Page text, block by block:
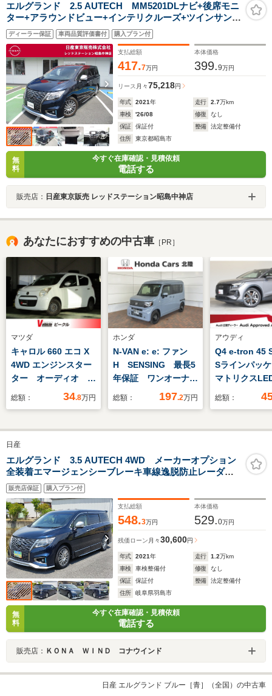
エルグランド 2.5 AUTECH MM5201DLナビ+後席モニ
ター+アラウンドビュー+インテリクルーズ+ツインサンル
ーフ
ディーラー保証 車両品質評価書付 購入プラン付
支払総額
417.7万円
本体価格
399.9万円
リース 月々75,218円
年式 2021年 走行 2.7万km
車検
'26/08 修復
なし
保証
保証付 整備
法定整備付
住所
東京都昭島市
無
料
今すぐ在庫確認・見積依頼
電話する
販売店： 日産東京販売 レッドステーション昭島中神店
あなたにおすすめの中古車 ［PR］
マツダ
キャロル 660 エコ X
4WD エンジンスター
ター オーディオ プ
ッシュスタート
総額： 34.8万円
ホンダ
N-VAN e: e: ファン
H SENSING 最長5
年保証 ワンオーナ
ー ナビVXM-
ラレコ シートヒータ
ト VSA クルコン
スマートキー 盗難防
総額： 197.2万円
アウディ
Q4 e-tron 45
Sラインパッ
マトリクス
ライト パワ
ザイングラフ
ホイール
チカラーアン
総額：
日産
エルグランド 3.5 AUTECH 4WD メーカーオプション
全装着エマージェンシーブレーキ車線逸脱防止レーダー
クルーズ踏間違衝突防止Wサンルーフ純正ナビ後席ディ
スプレイ本革シートアラウンドビュモニタパワーバック
ドア大型リヤスポイラー寒冷地仕様
販売店保証 購入プラン付
支払総額
548.3万円
本体価格
529.0万円
残価ローン 月々30,600円
年式 2021年 走行 1.2万km
車検
車検整備付 修復
なし
保証
保証付 整備
法定整備付
住所
岐阜県羽島市
無
料
今すぐ在庫確認・見積依頼
電話する
販売店： ＫＯＮＡ ＷＩＮＤ コナウインド
日産 エルグランド ブルー［青］（全国）の中古車